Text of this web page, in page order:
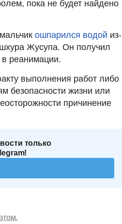
пока не будет найдено
ошпарился водой из-
Жусупа. Он получил
в реанимации.
выполнения работ либо
безопасности жизни или
причинение
только